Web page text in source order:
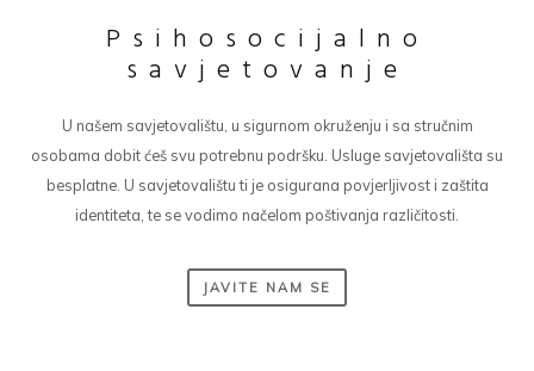
Psihosocijalno
savjetovanje
U našem savjetovalištu, u sigurnom okruženju i sa stručnim
osobama dobit ćeš svu potrebnu podršku. Usluge savjetovališta su
besplatne. U savjetovalištu ti je osigurana povjerljivost i zaštita
identiteta, te se vodimo načelom poštivanja različitosti.
JAVITE NAM SE